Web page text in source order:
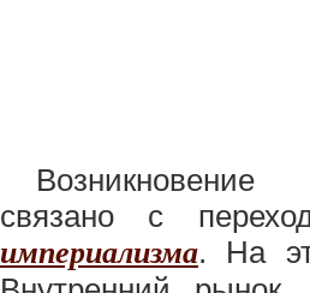
связано с
империализма. На